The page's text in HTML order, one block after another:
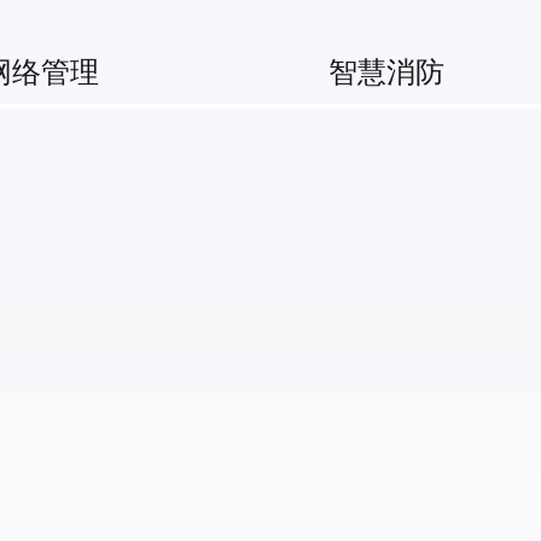
络管理 智慧消防